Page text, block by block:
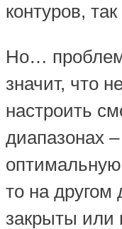
контуров,
Но…
значит, что
настроить
диапазонах
то на другом
закрыты или